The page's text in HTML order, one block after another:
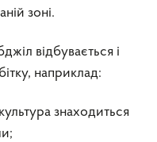
зоні.
відбувається і
наприклад:
знаходиться